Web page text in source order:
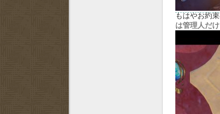
もはやお約
は管理人だ